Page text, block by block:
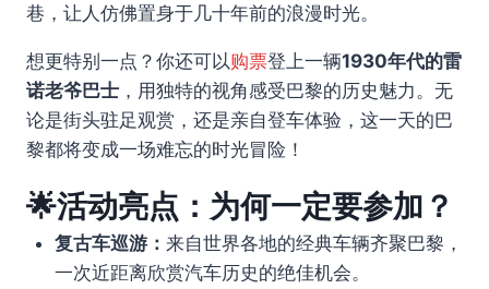
巷，让人仿佛置身于几十年前的浪漫时光。
想更特别一点？你还可以购票登上一辆1930年代的雷
诺老爷巴士 ，用独特的视角感受巴黎的历史魅力。无
论是街头驻足观赏，还是亲自登车体验，这一天的巴
黎都将变成一场难忘的时光冒险！
🌟活动亮点：为何一定要参加？
复古车巡游： 来自世界各地的经典车辆齐聚巴黎，
一次近距离欣赏汽车历史的绝佳机会。